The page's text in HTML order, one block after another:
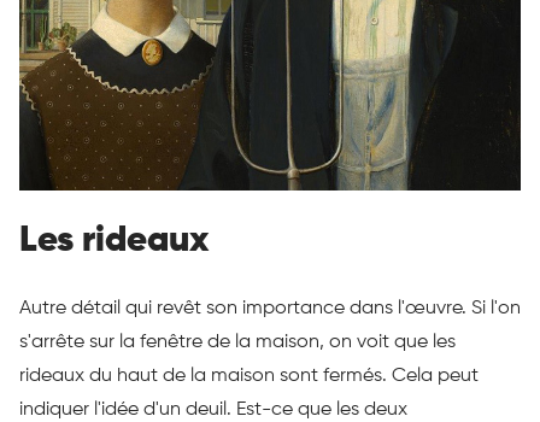
Les rideaux
Autre détail qui revêt son importance dans l'œuvre. Si l'on
s'arrête sur la fenêtre de la maison, on voit que les
rideaux du haut de la maison sont fermés. Cela peut
indiquer l'idée d'un deuil. Est-ce que les deux